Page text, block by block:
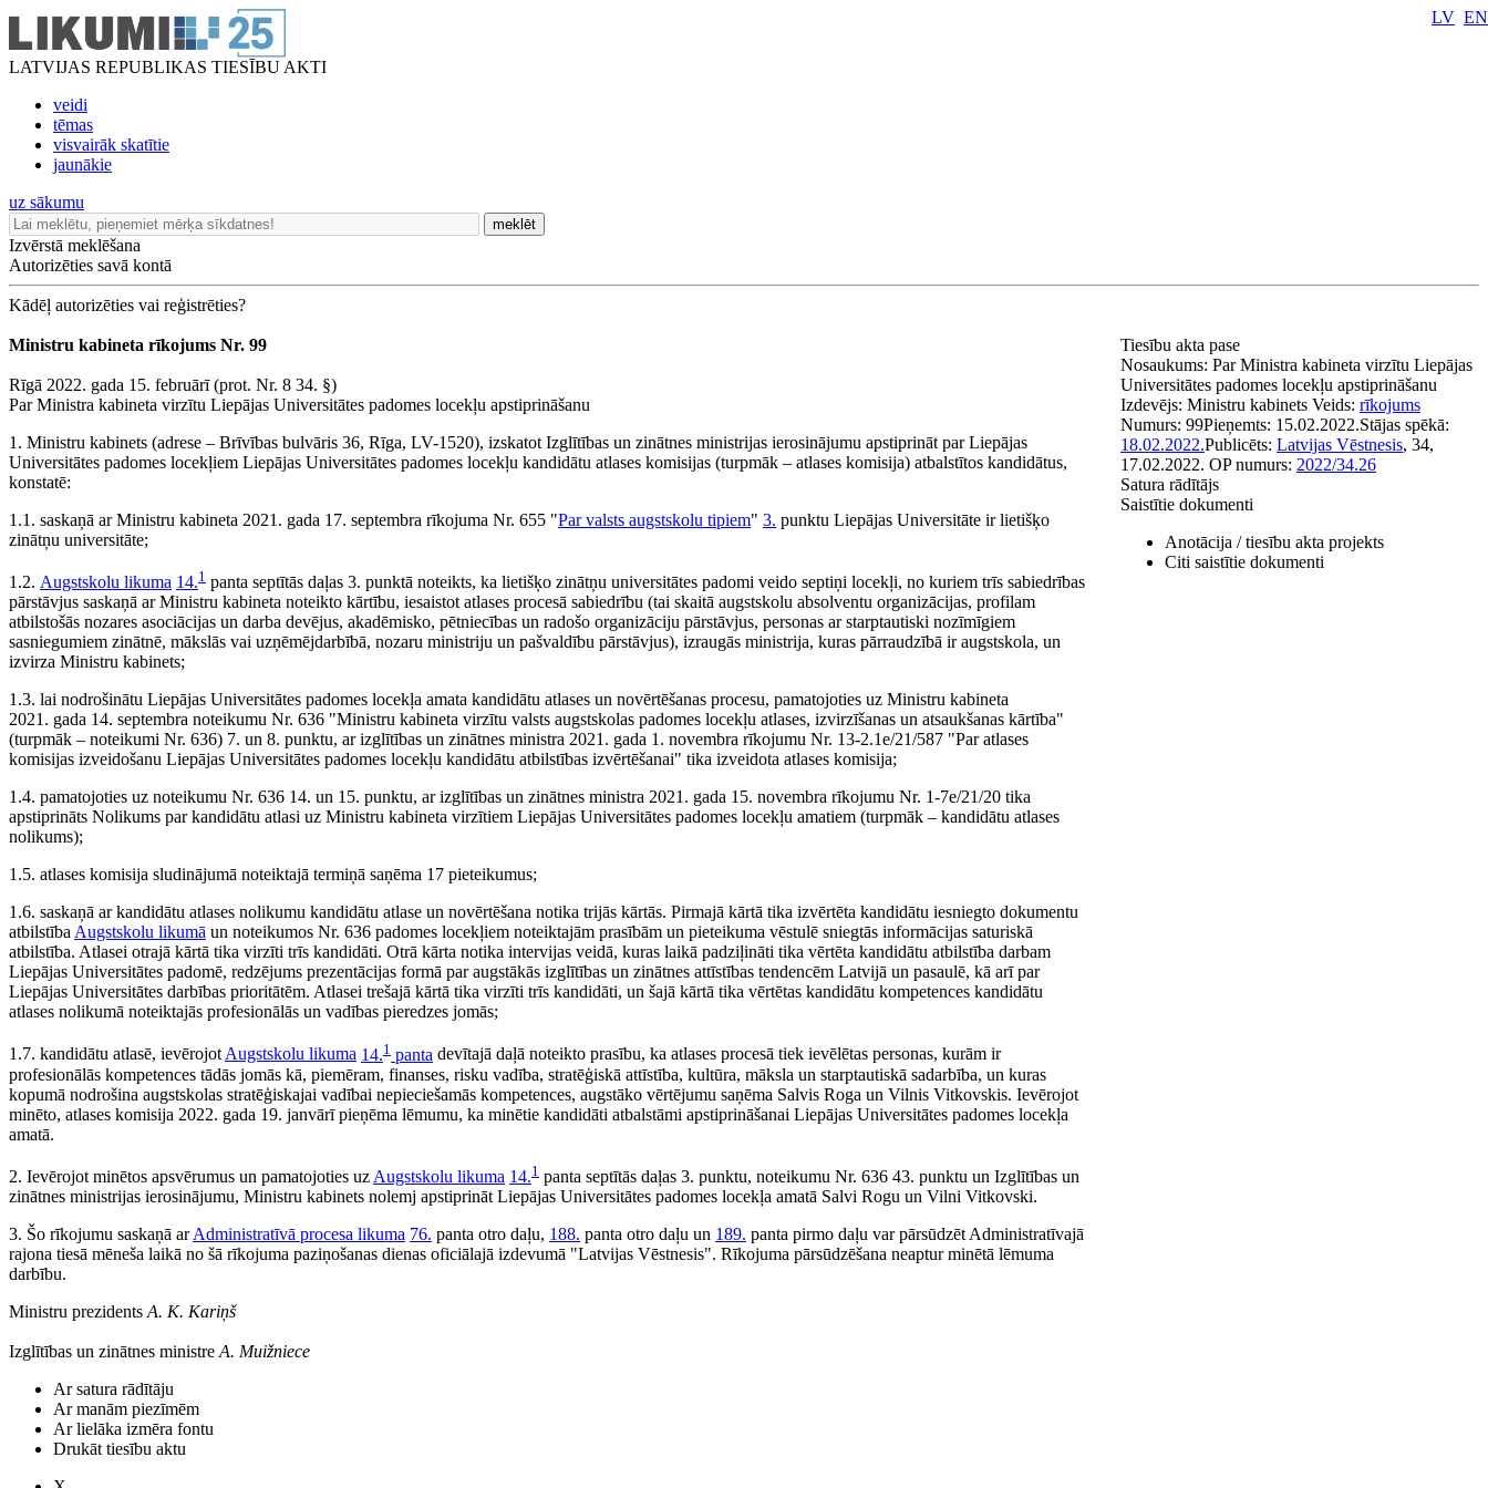
LATVIJAS REPUBLIKAS TIESĪBU AKTI
veidi
tēmas
visvairāk skatītie
jaunākie
LV EN
uz sākumu
meklēt
Izvērstā meklēšana
Autorizēties savā kontā
Kādēļ autorizēties vai reģistrēties?
Ministru kabineta rīkojums Nr. 99
Rīgā 2022. gada 15. februārī (prot. Nr. 8 34. §)
Par Ministra kabineta virzītu Liepājas Universitātes padomes locekļu apstiprināšanu
1. Ministru kabinets (adrese – Brīvības bulvāris 36, Rīga, LV-1520), izskatot Izglītības un zinātnes ministrijas ierosinājumu apstiprināt par Liepājas
Universitātes padomes locekļiem Liepājas Universitātes padomes locekļu kandidātu atlases komisijas (turpmāk – atlases komisija) atbalstītos kandidātus,
konstatē:
1.1. saskaņā ar Ministru kabineta 2021. gada 17. septembra rīkojuma Nr. 655 "Par valsts augstskolu tipiem" 3. punktu Liepājas Universitāte ir lietišķo
zinātņu universitāte;
1.2. Augstskolu likuma 14.1 panta septītās daļas 3. punktā noteikts, ka lietišķo zinātņu universitātes padomi veido septiņi locekļi, no kuriem trīs sabiedrības
pārstāvjus saskaņā ar Ministru kabineta noteikto kārtību, iesaistot atlases procesā sabiedrību (tai skaitā augstskolu absolventu organizācijas, profilam
atbilstošās nozares asociācijas un darba devējus, akadēmisko, pētniecības un radošo organizāciju pārstāvjus, personas ar starptautiski nozīmīgiem
sasniegumiem zinātnē, mākslās vai uzņēmējdarbībā, nozaru ministriju un pašvaldību pārstāvjus), izraugās ministrija, kuras pārraudzībā ir augstskola, un
izvirza Ministru kabinets;
1.3. lai nodrošinātu Liepājas Universitātes padomes locekļa amata kandidātu atlases un novērtēšanas procesu, pamatojoties uz Ministru kabineta
2021. gada 14. septembra noteikumu Nr. 636 "Ministru kabineta virzītu valsts augstskolas padomes locekļu atlases, izvirzīšanas un atsaukšanas kārtība"
(turpmāk – noteikumi Nr. 636) 7. un 8. punktu, ar izglītības un zinātnes ministra 2021. gada 1. novembra rīkojumu Nr. 13-2.1e/21/587 "Par atlases
komisijas izveidošanu Liepājas Universitātes padomes locekļu kandidātu atbilstības izvērtēšanai" tika izveidota atlases komisija;
1.4. pamatojoties uz noteikumu Nr. 636 14. un 15. punktu, ar izglītības un zinātnes ministra 2021. gada 15. novembra rīkojumu Nr. 1-7e/21/20 tika
apstiprināts Nolikums par kandidātu atlasi uz Ministru kabineta virzītiem Liepājas Universitātes padomes locekļu amatiem (turpmāk – kandidātu atlases
nolikums);
1.5. atlases komisija sludinājumā noteiktajā termiņā saņēma 17 pieteikumus;
1.6. saskaņā ar kandidātu atlases nolikumu kandidātu atlase un novērtēšana notika trijās kārtās. Pirmajā kārtā tika izvērtēta kandidātu iesniegto dokumentu
atbilstība Augstskolu likumā un noteikumos Nr. 636 padomes locekļiem noteiktajām prasībām un pieteikuma vēstulē sniegtās informācijas saturiskā
atbilstība. Atlasei otrajā kārtā tika virzīti trīs kandidāti. Otrā kārta notika intervijas veidā, kuras laikā padziļināti tika vērtēta kandidātu atbilstība darbam
Liepājas Universitātes padomē, redzējums prezentācijas formā par augstākās izglītības un zinātnes attīstības tendencēm Latvijā un pasaulē, kā arī par
Liepājas Universitātes darbības prioritātēm. Atlasei trešajā kārtā tika virzīti trīs kandidāti, un šajā kārtā tika vērtētas kandidātu kompetences kandidātu
atlases nolikumā noteiktajās profesionālās un vadības pieredzes jomās;
1.7. kandidātu atlasē, ievērojotAugstskolu likuma 14.1 panta devītajā daļā noteikto prasību, ka atlases procesā tiek ievēlētas personas, kurām ir
profesionālās kompetences tādās jomās kā, piemēram, finanses, risku vadība, stratēģiskā attīstība, kultūra, māksla un starptautiskā sadarbība, un kuras
kopumā nodrošina augstskolas stratēģiskajai vadībai nepieciešamās kompetences, augstāko vērtējumu saņēma Salvis Roga un Vilnis Vitkovskis. Ievērojot
minēto, atlases komisija 2022. gada 19. janvārī pieņēma lēmumu, ka minētie kandidāti atbalstāmi apstiprināšanai Liepājas Universitātes padomes locekļa
amatā.
2. Ievērojot minētos apsvērumus un pamatojoties uz Augstskolu likuma 14.1 panta septītās daļas 3. punktu, noteikumu Nr. 636 43. punktu un Izglītības un
zinātnes ministrijas ierosinājumu, Ministru kabinets nolemj apstiprināt Liepājas Universitātes padomes locekļa amatā Salvi Rogu un Vilni Vitkovski.
3. Šo rīkojumu saskaņā arAdministratīvā procesa likuma 76. panta otro daļu, 188. panta otro daļu un 189. panta pirmo daļu var pārsūdzēt Administratīvajā
rajona tiesā mēneša laikā no šā rīkojuma paziņošanas dienas oficiālajā izdevumā "Latvijas Vēstnesis". Rīkojuma pārsūdzēšana neaptur minētā lēmuma
darbību.
Ministru prezidents A. K. Kariņš
Izglītības un zinātnes ministre A. Muižniece
Tiesību akta pase
Nosaukums: Par Ministra kabineta virzītu Liepājas
Universitātes padomes locekļu apstiprināšanu
Izdevējs: Ministru kabinets Veids: rīkojums
Numurs: 99Pieņemts: 15.02.2022.Stājas spēkā:
18.02.2022.Publicēts: Latvijas Vēstnesis, 34,
17.02.2022. OP numurs: 2022/34.26
Satura rādītājs
Saistītie dokumenti
Anotācija / tiesību akta projekts
Citi saistītie dokumenti
Ar satura rādītāju
Ar manām piezīmēm
Ar lielāka izmēra fontu
Drukāt tiesību aktu